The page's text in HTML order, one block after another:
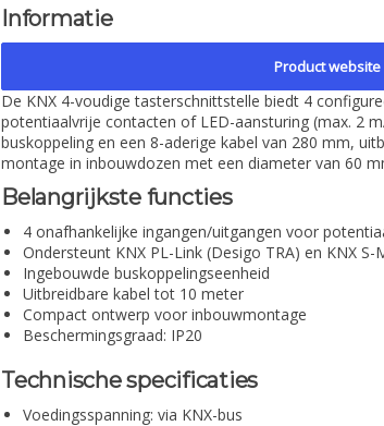
Informatie
Product website
De KNX 4-voudige tasterschnittstelle biedt 4
potentiaalvrije contacten of LED-aansturing (max. 2
buskoppeling en een 8-aderige kabel van 280 mm,
montage in inbouwdozen met een diameter van 60
Belangrijkste functies
4 onafhankelijke ingangen/uitgangen voor
Ondersteunt KNX PL-Link (Desigo TRA) en KNX S-
Ingebouwde buskoppelingseenheid
Uitbreidbare kabel tot 10 meter
Compact ontwerp voor inbouwmontage
Beschermingsgraad: IP20
Technische specificaties
Voedingsspanning: via KNX-bus